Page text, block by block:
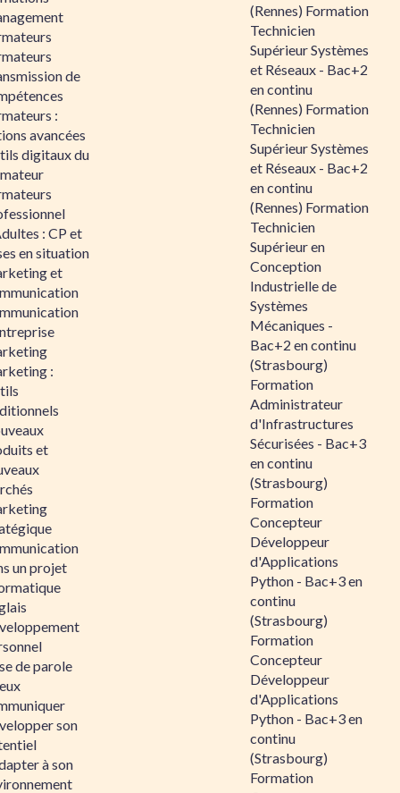
de
:
avancées
digitaux du
: CP et
en situation
et
:
et
un projet
de parole
son
à son
(Rennes) Formation
Technicien
Supérieur Systèmes
et Réseaux - Bac+2
en continu
(Rennes) Formation
Technicien
Supérieur Systèmes
et Réseaux - Bac+2
en continu
(Rennes) Formation
Technicien
Supérieur en
Conception
Industrielle de
Systèmes
Mécaniques -
Bac+2 en continu
(Strasbourg)
Formation
Administrateur
d'Infrastructures
Sécurisées - Bac+3
en continu
(Strasbourg)
Formation
Concepteur
Développeur
d'Applications
Python - Bac+3 en
continu
(Strasbourg)
Formation
Concepteur
Développeur
d'Applications
Python - Bac+3 en
continu
(Strasbourg)
Formation